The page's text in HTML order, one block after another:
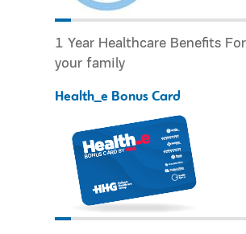
1 Year Healthcare Benefits
your family
Health_e Bonus Card